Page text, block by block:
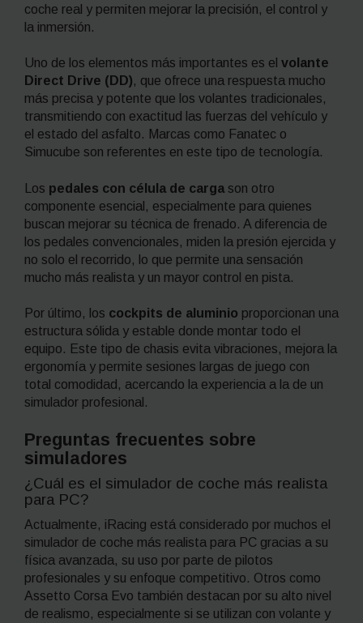
coche real y permiten mejorar la precisión, el control y
la inmersión.
Uno de los elementos más importantes es el volante
Direct Drive (DD), que ofrece una respuesta mucho
más precisa y potente que los volantes tradicionales,
transmitiendo con exactitud las fuerzas del vehículo y
el estado del asfalto. Marcas como Fanatec o
Simucube son referentes en este tipo de tecnología.
Los pedales con célula de carga son otro
componente esencial, especialmente para quienes
buscan mejorar su técnica de frenado. A diferencia de
los pedales convencionales, miden la presión ejercida y
no solo el recorrido, lo que permite una sensación
mucho más realista y un mayor control en pista.
Por último, los cockpits de aluminio proporcionan una
estructura sólida y estable donde montar todo el
equipo. Este tipo de chasis evita vibraciones, mejora la
ergonomía y permite sesiones largas de juego con
total comodidad, acercando la experiencia a la de un
simulador profesional.
Preguntas frecuentes sobre
simuladores
¿Cuál es el simulador de coche más realista
para PC?
Actualmente, iRacing está considerado por muchos el
simulador de coche más realista para PC gracias a su
física avanzada, su uso por parte de pilotos
profesionales y su enfoque competitivo. Otros como
Assetto Corsa Evo también destacan por su alto nivel
de realismo, especialmente si se utilizan con volante y